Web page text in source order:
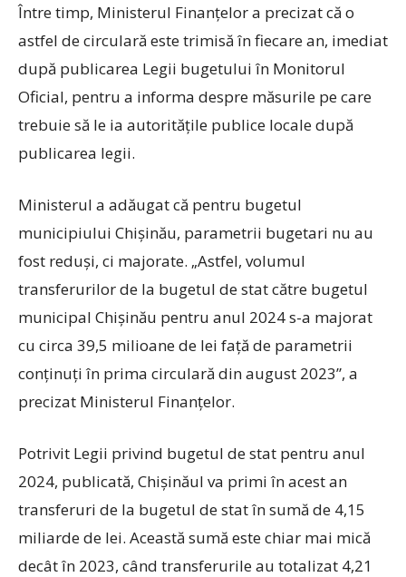
Între timp, Ministerul Finanțelor a precizat că o
astfel de circulară este trimisă în fiecare an, imediat
după publicarea Legii bugetului în Monitorul
Oficial, pentru a informa despre măsurile pe care
trebuie să le ia autoritățile publice locale după
publicarea legii.
Ministerul a adăugat că pentru bugetul
municipiului Chișinău, parametrii bugetari nu au
fost reduși, ci majorate. „Astfel, volumul
transferurilor de la bugetul de stat către bugetul
municipal Chișinău pentru anul 2024 s-a majorat
cu circa 39,5 milioane de lei față de parametrii
conținuți în prima circulară din august 2023”, a
precizat Ministerul Finanțelor.
Potrivit Legii privind bugetul de stat pentru anul
2024, publicată, Chișinăul va primi în acest an
transferuri de la bugetul de stat în sumă de 4,15
miliarde de lei. Această sumă este chiar mai mică
decât în 2023, când transferurile au totalizat 4,21